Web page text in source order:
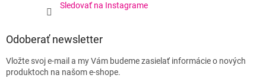
Sledovať na Instagrame
Odoberať newsletter
Vložte svoj e-mail a my Vám budeme zasielať informácie o nových
produktoch na našom e-shope.